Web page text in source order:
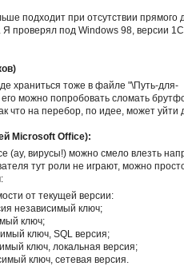
подходит при отсутствии
проверял под Windows 98, версии
храниться тоже в файле "\Путь-для-
можно попробовать сломать
что на перебор, по идее, может уйти
Microsoft Office):
(ау, вирусы!) можно смело влезть
тут роли не играют, можно
от текущей версии:
независимый ключ;
ключ;
ключ, SQL версия;
ключ, локальная версия;
ключ, сетевая версия.